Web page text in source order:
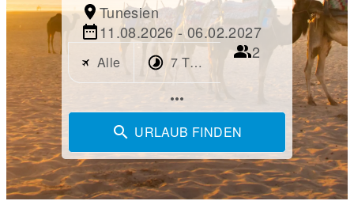
Tunesien
11.08.2026 - 06.02.2027
Alle 7 Tage
2
more_horiz
URLAUB FINDEN